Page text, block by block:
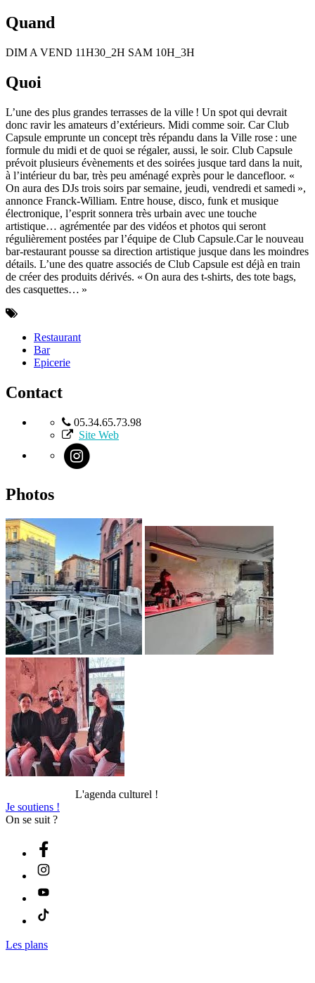
Quand
DIM A VEND 11H30_2H SAM 10H_3H
Quoi
L’une des plus grandes terrasses de la ville ! Un spot qui devrait
donc ravir les amateurs d’extérieurs. Midi comme soir. Car Club
Capsule emprunte un concept très répandu dans la Ville rose : une
formule du midi et de quoi se régaler, aussi, le soir. Club Capsule
prévoit plusieurs évènements et des soirées jusque tard dans la nuit,
à l’intérieur du bar, très peu aménagé exprès pour le dancefloor. «
On aura des DJs trois soirs par semaine, jeudi, vendredi et samedi »,
annonce Franck-William. Entre house, disco, funk et musique
électronique, l’esprit sonnera très urbain avec une touche
artistique… agrémentée par des vidéos et photos qui seront
régulièrement postées par l’équipe de Club Capsule.Car le nouveau
bar-restaurant pousse sa direction artistique jusque dans les moindres
détails. L’une des quatre associés de Club Capsule est déjà en train
de créer des produits dérivés. « On aura des t-shirts, des tote bags,
des casquettes… »
Restaurant
Bar
Epicerie
Contact
05.34.65.73.98
Site Web
Photos
L'agenda culturel !
Je soutiens !
On se suit ?
Les plans